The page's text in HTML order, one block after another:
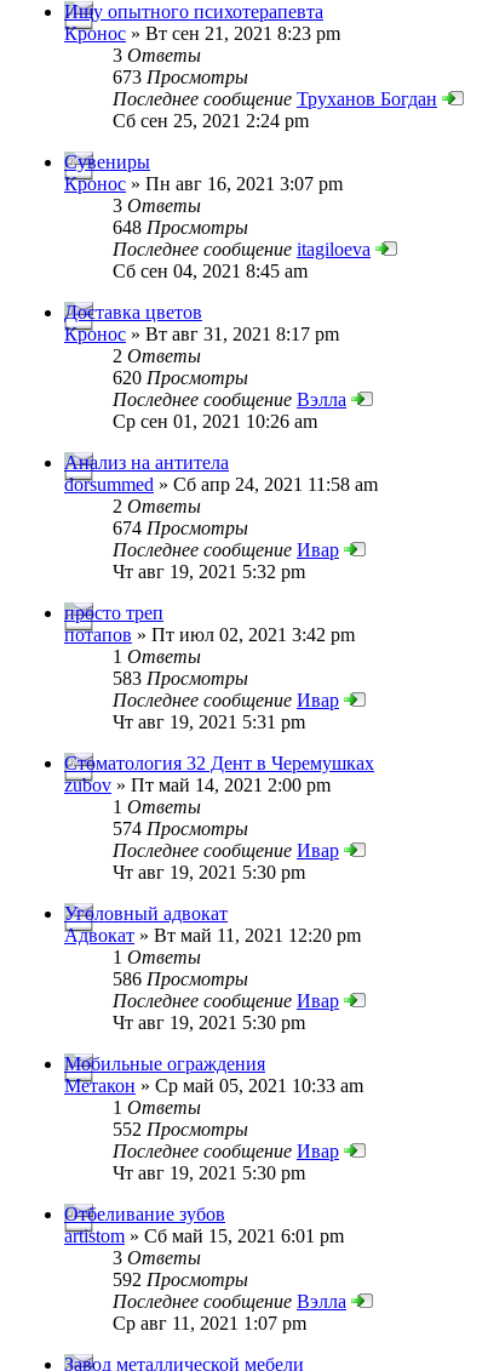
Ищу опытного психотерапевта
Кронос » Вт сен 21, 2021 8:23 pm
3 Ответы
673 Просмотры
Последнее сообщение Труханов Богдан
Сб сен 25, 2021 2:24 pm
Сувениры
Кронос » Пн авг 16, 2021 3:07 pm
3 Ответы
648 Просмотры
Последнее сообщение itagiloeva
Сб сен 04, 2021 8:45 am
Доставка цветов
Кронос » Вт авг 31, 2021 8:17 pm
2 Ответы
620 Просмотры
Последнее сообщение Вэлла
Ср сен 01, 2021 10:26 am
Анализ на антитела
dorsummed » Сб апр 24, 2021 11:58 am
2 Ответы
674 Просмотры
Последнее сообщение Ивар
Чт авг 19, 2021 5:32 pm
просто треп
потапов » Пт июл 02, 2021 3:42 pm
1 Ответы
583 Просмотры
Последнее сообщение Ивар
Чт авг 19, 2021 5:31 pm
Стоматология 32 Дент в Черемушках
zubov » Пт май 14, 2021 2:00 pm
1 Ответы
574 Просмотры
Последнее сообщение Ивар
Чт авг 19, 2021 5:30 pm
Уголовный адвокат
Адвокат » Вт май 11, 2021 12:20 pm
1 Ответы
586 Просмотры
Последнее сообщение Ивар
Чт авг 19, 2021 5:30 pm
Мобильные ограждения
Метакон » Ср май 05, 2021 10:33 am
1 Ответы
552 Просмотры
Последнее сообщение Ивар
Чт авг 19, 2021 5:30 pm
Отбеливание зубов
artistom » Сб май 15, 2021 6:01 pm
3 Ответы
592 Просмотры
Последнее сообщение Вэлла
Ср авг 11, 2021 1:07 pm
Завод металлической мебели